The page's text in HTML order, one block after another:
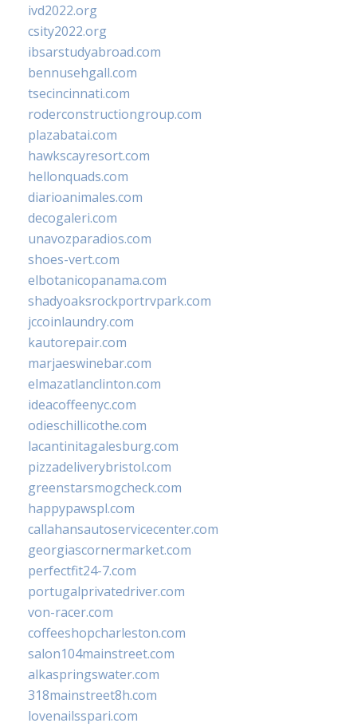
ivd2022.org
csity2022.org
ibsarstudyabroad.com
bennusehgall.com
tsecincinnati.com
roderconstructiongroup.com
plazabatai.com
hawkscayresort.com
hellonquads.com
diarioanimales.com
decogaleri.com
unavozparadios.com
shoes-vert.com
elbotanicopanama.com
shadyoaksrockportrvpark.com
jccoinlaundry.com
kautorepair.com
marjaeswinebar.com
elmazatlanclinton.com
ideacoffeenyc.com
odieschillicothe.com
lacantinitagalesburg.com
pizzadeliverybristol.com
greenstarsmogcheck.com
happypawspl.com
callahansautoservicecenter.com
georgiascornermarket.com
perfectfit24-7.com
portugalprivatedriver.com
von-racer.com
coffeeshopcharleston.com
salon104mainstreet.com
alkaspringswater.com
318mainstreet8h.com
lovenailsspari.com